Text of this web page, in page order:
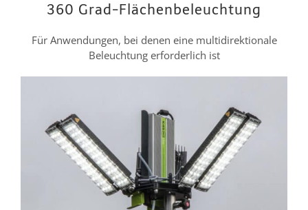
360 Grad-Flächenbeleuchtung
Für Anwendungen, bei denen eine multidirektionale
Beleuchtung erforderlich ist